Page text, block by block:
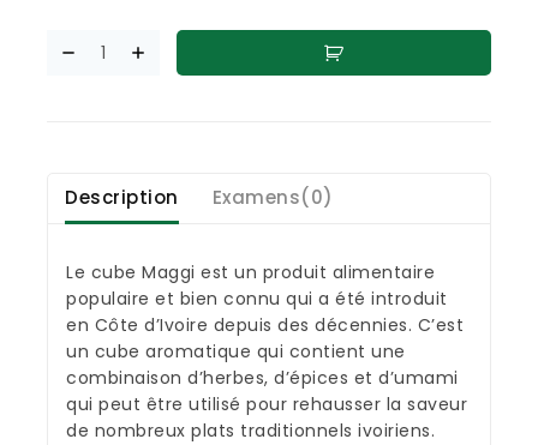
Description Examens(0)
Le cube Maggi est un produit alimentaire
populaire et bien connu qui a été introduit
en Côte d’Ivoire depuis des décennies. C’est
un cube aromatique qui contient une
combinaison d’herbes, d’épices et d’umami
qui peut être utilisé pour rehausser la saveur
de nombreux plats traditionnels ivoiriens.